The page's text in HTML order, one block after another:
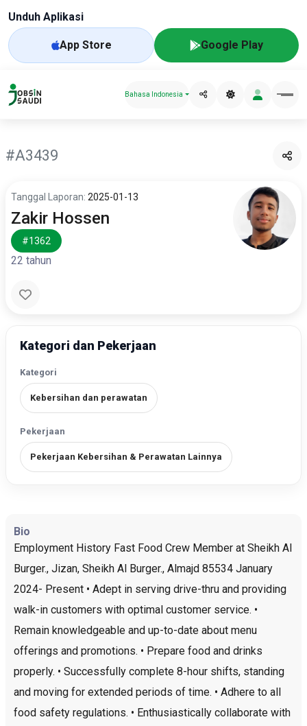
Unduh Aplikasi
App Store Google Play
Bahasa Indonesia
#A3439
Tanggal Laporan: 2025-01-13
Zakir Hossen
#1362
22 tahun
Kategori dan Pekerjaan
Kategori
Kebersihan dan perawatan
Pekerjaan
Pekerjaan Kebersihan & Perawatan Lainnya
Bio
Employment History Fast Food Crew Member at Sheikh Al
Burger., Jizan, Sheikh Al Burger., Almajd 85534 January
2024- Present • Adept in serving drive-thru and providing
walk-in customers with optimal customer service. •
Remain knowledgeable and up-to-date about menu
offerings and promotions. • Prepare food and drinks
properly. • Successfully complete 8-hour shifts, standing
and moving for extended periods of time. • Adhere to all
food safety regulations. • Enthusiastically collaborate with